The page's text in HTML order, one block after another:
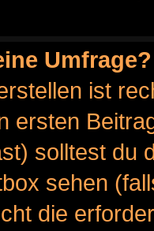
Umfrage?
ist
ersten
solltest du
sehen
die